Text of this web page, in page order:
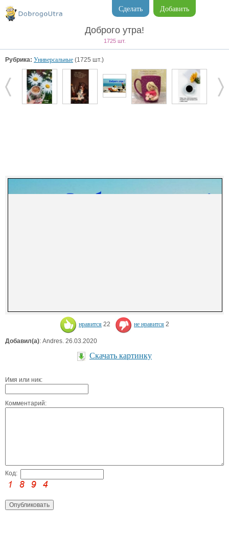
Добавить
Сделать
Доброго утра!
1725 шт.
Рубрика: Универсальные (1725 шт.)
нравится 22 не нравится 2
Добавил(а): Andres. 26.03.2020
Скачать картинку
Имя или ник:
Комментарий:
Код: